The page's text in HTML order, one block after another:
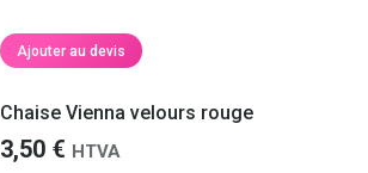
Ajouter au devis
Chaise Vienna velours rouge
3,50 € HTVA